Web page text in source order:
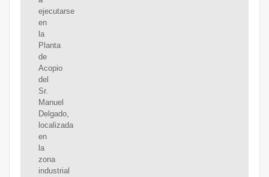
ejecutarse
en
la
Planta
de
Acopio
del
Sr.
Manuel
Delgado,
localizada
en
la
zona
industrial